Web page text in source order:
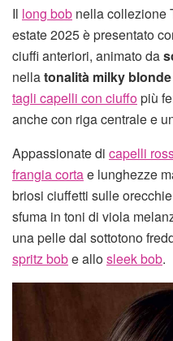
Il long bob nella collezione
estate 2025 è presentato
ciuffi anteriori, animato da
nellatonalità milky
tagli capelli con ciuffopiù
anche con riga centrale e
Appassionate di capelli
frangia cortae lunghezze
briosi ciuffetti sulle
sfuma in toni di viola
una pelle dal sottotono
spritz bobe allosleek bob.